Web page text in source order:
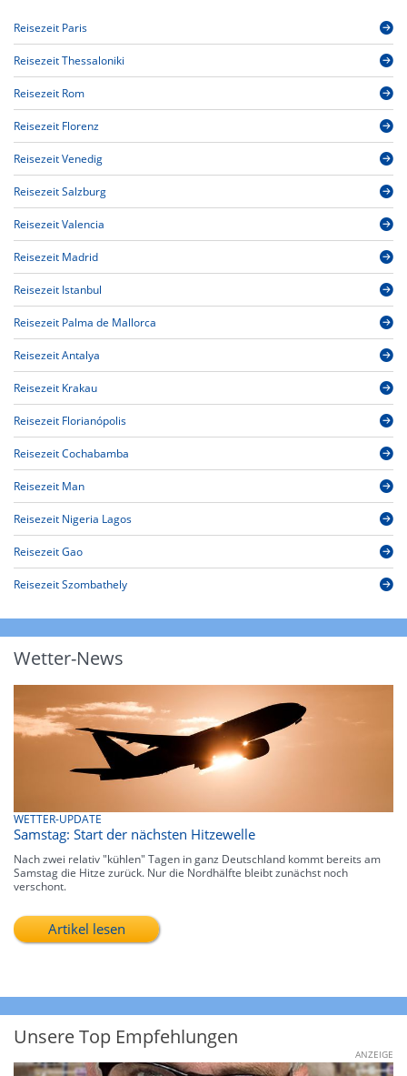
Reisezeit Paris
Reisezeit Thessaloniki
Reisezeit Rom
Reisezeit Florenz
Reisezeit Venedig
Reisezeit Salzburg
Reisezeit Valencia
Reisezeit Madrid
Reisezeit Istanbul
Reisezeit Palma de Mallorca
Reisezeit Antalya
Reisezeit Krakau
Reisezeit Florianópolis
Reisezeit Cochabamba
Reisezeit Man
Reisezeit Nigeria Lagos
Reisezeit Gao
Reisezeit Szombathely
Wetter-News
WETTER-UPDATE
Samstag: Start der nächsten Hitzewelle
Nach zwei relativ "kühlen" Tagen in ganz Deutschland kommt bereits am
Samstag die Hitze zurück. Nur die Nordhälfte bleibt zunächst noch
verschont.
Artikel lesen
Unsere Top Empfehlungen
ANZEIGE